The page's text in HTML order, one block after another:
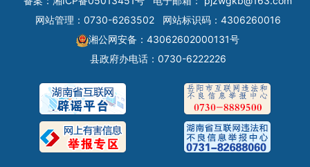
网站管理：0730-6263502
网站标识码：4306260016
湘公网安备：43062602000131号
县政府办电话：0730-6222226